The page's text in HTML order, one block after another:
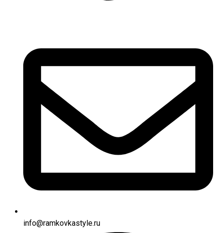
info@ramkovkastyle.ru